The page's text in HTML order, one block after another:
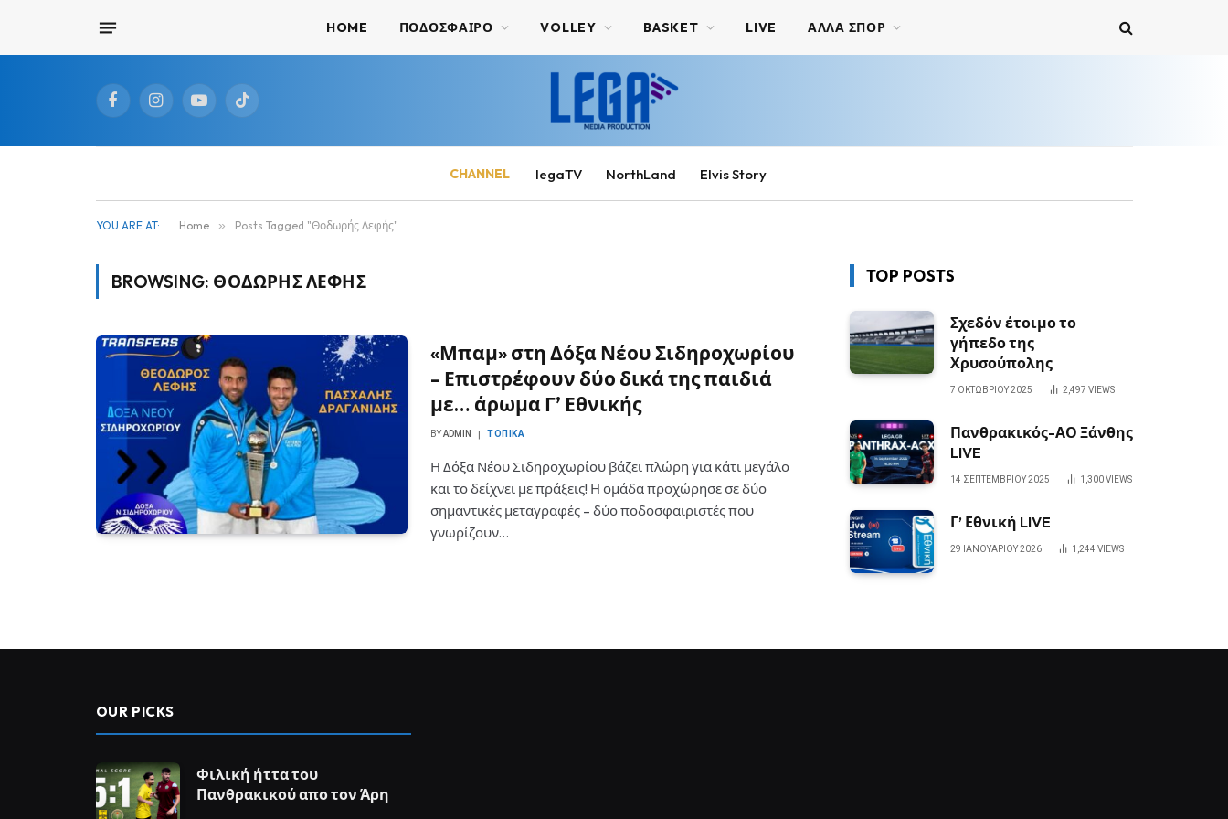
HOME ΠΟΔΟΣΦΑΙΡΟ VOLLEY BASKET LIVE ΑΛΛΑ ΣΠΟΡ
FacebookInstagramYouTubeTikTok
CHANNEL legaTV NorthLand Elvis Story
YOU ARE AT: Home » Posts Tagged "Θοδωρής Λεφής"
BROWSING: ΘΟΔΩΡΉΣ ΛΕΦΉΣ
«Μπαμ» στη Δόξα Νέου Σιδηροχωρίου
– Επιστρέφουν δύο δικά της παιδιά
με… άρωμα Γ’ Εθνικής
BYADMIN ΤΟΠΙΚΆ
Η Δόξα Νέου Σιδηροχωρίου βάζει πλώρη για κάτι μεγάλο
και το δείχνει με πράξεις! Η ομάδα προχώρησε σε δύο
σημαντικές μεταγραφές – δύο ποδοσφαιριστές που
γνωρίζουν…
TOP POSTS
Σχεδόν έτοιμο το
γήπεδο της
Χρυσούπολης
7 ΟΚΤΩΒΡΊΟΥ 2025 2,497 VIEWS
Πανθρακικός-ΑΟ Ξάνθης
LIVE
14 ΣΕΠΤΕΜΒΡΊΟΥ 2025 1,300VIEWS
Γ’ Εθνική LIVE
29 ΙΑΝΟΥΑΡΊΟΥ 2026 1,244 VIEWS
OUR PICKS
Φιλική ήττα του
Πανθρακικού απο τον Άρη